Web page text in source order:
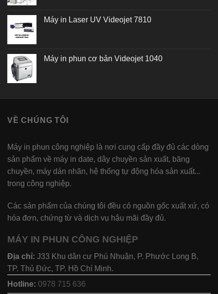
10 ₫.
là:
Máy in Laser UV Videojet 7810
Máy in phun cơ bản Videojet 1040
VỀ CHÚNG TÔI
Máy in phun công nghiệp là nơi cung cấp đầy đủ các dòng
sản phẩm về máy in date, dây chuyền sản xuất, băng
chuyền, máy dán nhãn, hệ thống tự động hóa sản xuất...
trong công nghiệp.
Các sản phẩm của chúng tôi đều có nguồn gốc xuất xứ, có
hóa đơn, chứng từ và dịch vụ hậu mãi đầy đủ.
MÁY IN PHUN CÔNG NGHIỆP
Địa chỉ: J33 Khu dân cư Phú Nhuận, P. Phước Long B,
TP. Thủ Đức, TP. Hồ Chí Minh.
Hotline: 0978 715 636